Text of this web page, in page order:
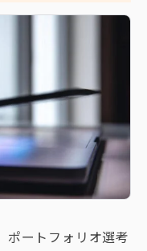
ポートフォリオ選考